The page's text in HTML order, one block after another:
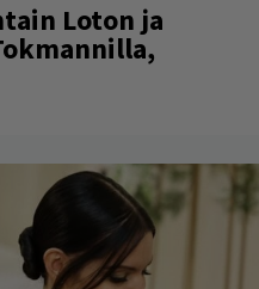
Loton ja